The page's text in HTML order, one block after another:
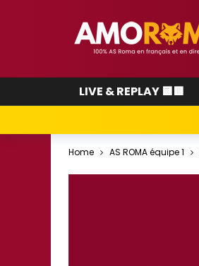
LIVE & REPLAY 🟨🟥
Home AS ROMA équipe 1